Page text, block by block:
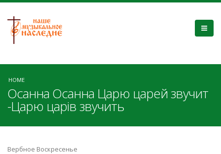
HOME
Осанна Осанна Царю царей звучит
-Царю царів звучить
Вербное Воскресенье